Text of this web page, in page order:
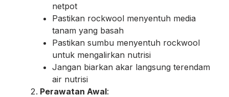
netpot
Pastikan rockwool menyentuh media
tanam yang basah
Pastikan sumbu menyentuh rockwool
untuk mengalirkan nutrisi
Jangan biarkan akar langsung terendam
air nutrisi
Perawatan Awal: